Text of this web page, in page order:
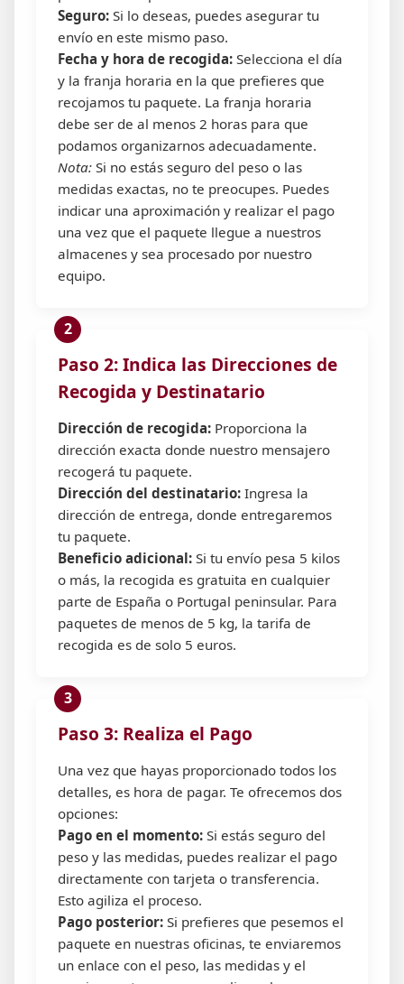
Seguro: Si lo deseas, puedes asegurar tu
envío en este mismo paso.
Fecha y hora de recogida: Selecciona el día
y la franja horaria en la que prefieres que
recojamos tu paquete. La franja horaria
debe ser de al menos 2 horas para que
podamos organizarnos adecuadamente.
Nota: Si no estás seguro del peso o las
medidas exactas, no te preocupes. Puedes
indicar una aproximación y realizar el pago
una vez que el paquete llegue a nuestros
almacenes y sea procesado por nuestro
equipo.
Paso 2: Indica las Direcciones de
Recogida y Destinatario
Dirección de recogida: Proporciona la
dirección exacta donde nuestro mensajero
recogerá tu paquete.
Dirección del destinatario: Ingresa la
dirección de entrega, donde entregaremos
tu paquete.
Beneficio adicional: Si tu envío pesa 5 kilos
o más, la recogida es gratuita en cualquier
parte de España o Portugal peninsular. Para
paquetes de menos de 5 kg, la tarifa de
recogida es de solo 5 euros.
Paso 3: Realiza el Pago
Una vez que hayas proporcionado todos los
detalles, es hora de pagar. Te ofrecemos dos
opciones:
Pago en el momento: Si estás seguro del
peso y las medidas, puedes realizar el pago
directamente con tarjeta o transferencia.
Esto agiliza el proceso.
Pago posterior: Si prefieres que pesemos el
paquete en nuestras oficinas, te enviaremos
un enlace con el peso, las medidas y el